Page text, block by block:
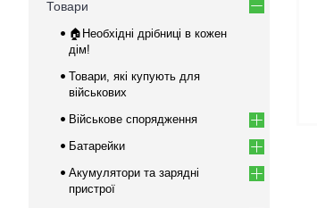
Товари
🏠Необхідні дрібниці в кожен
дім!
Товари, які купують для
військових
Військове спорядження
Батарейки
Акумулятори та зарядні
пристрої